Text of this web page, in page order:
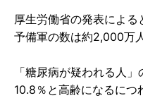
厚生労働省の発表によ
予備軍の数は約2,000万
「糖尿病が疑われる人
10.8％と高齢になるにつ